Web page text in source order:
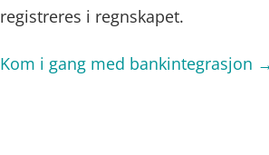
registreres i regnskapet.
Kom i gang med bankintegrasjon